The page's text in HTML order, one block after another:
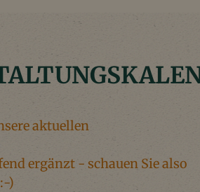
aktuellen
ergänzt - schauen Sie also
)